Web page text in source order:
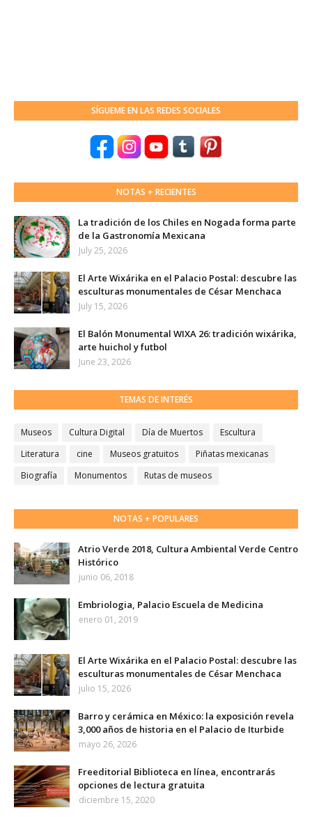
SÍGUEME EN LAS REDES SOCIALES
NOTAS + RECIENTES
La tradición de los Chiles en Nogada forma parte
de la Gastronomía Mexicana
July 25, 2026
El Arte Wixárika en el Palacio Postal: descubre las
esculturas monumentales de César Menchaca
July 15, 2026
El Balón Monumental WIXA 26: tradición wixárika,
arte huichol y futbol
June 23, 2026
TEMAS DE INTERÉS
Museos Cultura Digital Día de Muertos
Escultura
Literatura
cine Museos gratuitos
Piñatas mexicanas
Biografía
Monumentos Rutas de museos
NOTAS + POPULARES
Atrio Verde 2018, Cultura Ambiental Verde Centro
Histórico
junio 06, 2018
Embriologia, Palacio Escuela de Medicina
enero 01, 2019
El Arte Wixárika en el Palacio Postal: descubre las
esculturas monumentales de César Menchaca
julio 15, 2026
Barro y cerámica en México: la exposición revela
3,000 años de historia en el Palacio de Iturbide
mayo 26, 2026
Freeditorial Biblioteca en línea, encontrarás
opciones de lectura gratuita
diciembre 15, 2020